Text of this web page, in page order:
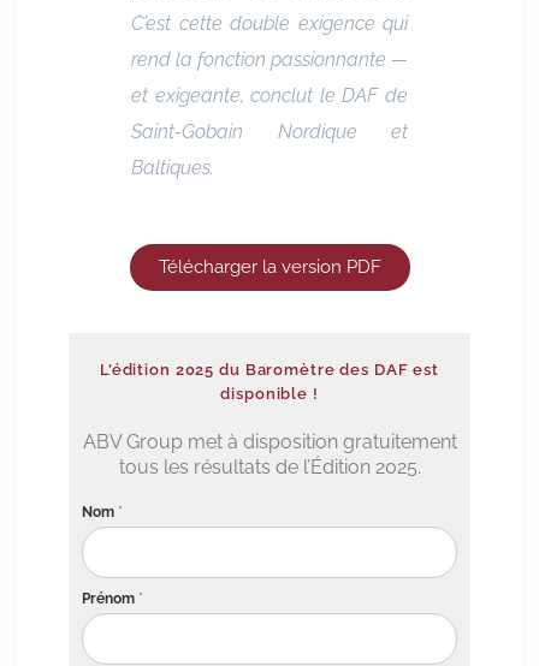
C’est cette double exigence qui
rend la fonction passionnante —
et exigeante, conclut le DAF de
Saint-Gobain Nordique et
Baltiques.
Télécharger la version PDF
L’édition 2025 du Baromètre des DAF est
disponible !
ABV Group met à disposition gratuitement
tous les résultats de l’Édition 2025.
Nom *
Prénom *